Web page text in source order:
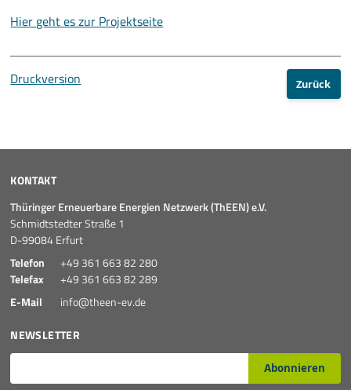
Hier geht es zur Projektseite
Druckversion Zurück
KONTAKT
Thüringer Erneuerbare Energien Netzwerk (ThEEN) e.V.
Schmidtstedter Straße 1
D-99084 Erfurt
Telefon
+49 361 663 82 280
Telefax
+49 361 663 82 289
E-Mail
info@theen-ev.de
NEWSLETTER
E-Mail* Abonnieren